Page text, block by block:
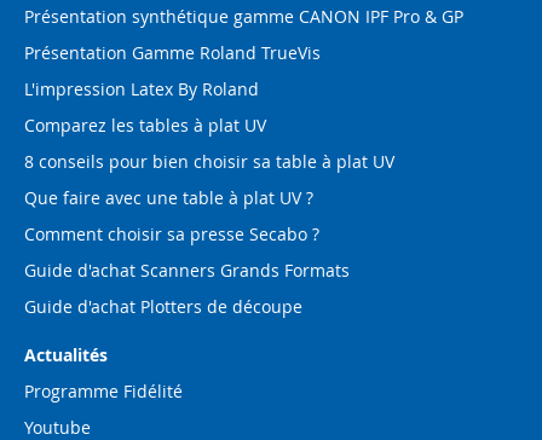
Présentation synthétique gamme CANON IPF Pro & GP
Présentation Gamme Roland TrueVis
L'impression Latex By Roland
Comparez les tables à plat UV
8 conseils pour bien choisir sa table à plat UV
Que faire avec une table à plat UV ?
Comment choisir sa presse Secabo ?
Guide d'achat Scanners Grands Formats
Guide d'achat Plotters de découpe
Actualités
Programme Fidélité
Youtube